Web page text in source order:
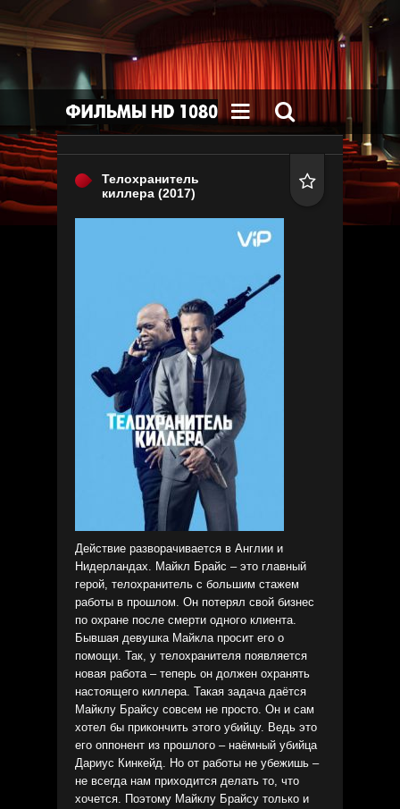
 
Телохранитель
киллера (2017)

Действие разворачивается в Англии и
Нидерландах. Майкл Брайс – это главный
герой, телохранитель с большим стажем
работы в прошлом. Он потерял свой бизнес
по охране после смерти одного клиента.
Бывшая девушка Майкла просит его о
помощи. Так, у телохранителя появляется
новая работа – теперь он должен охранять
настоящего киллера. Такая задача даётся
Майклу Брайсу совсем не просто. Он и сам
хотел бы прикончить этого убийцу. Ведь это
его оппонент из прошлого – наёмный убийца
Дариус Кинкейд. Но от работы не убежишь –
не всегда нам приходится делать то, что
хочется. Поэтому Майклу Брайсу только и